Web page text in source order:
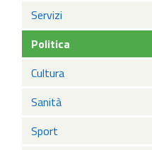
Servizi
Politica
Cultura
Sanità
Sport